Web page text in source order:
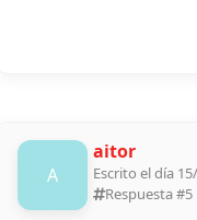
A
aitor
Escrito el día
Respuesta #5